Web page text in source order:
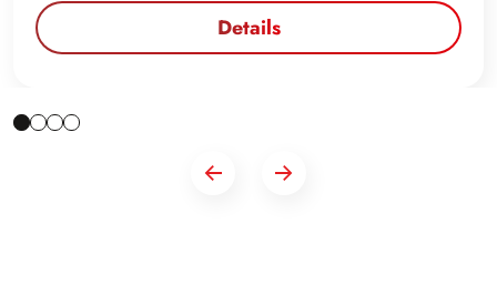
Details